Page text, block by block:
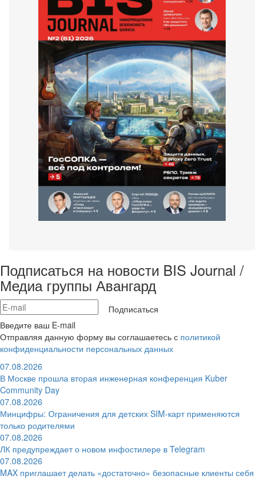
Подписаться на новости BIS Journal /
Медиа группы Авангард
Подписаться
Введите ваш E-mail
Отправляя данную форму вы соглашаетесь с политикой
конфиденциальности персональных данных
07.08.2026
В Москве прошла вторая инженерная конференция Kuber
Community Day
07.08.2026
Минцифры: Ограничения для детских SIM-карт применяются
только родителями
07.08.2026
ЛК предупреждает о новом инфостилере в Telegram
07.08.2026
MAX приглашает делать «достаточно» безопасные клиенты себя